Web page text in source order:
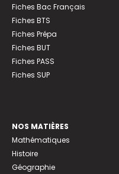
Fiches Bac Français
Fiches BTS
Fiches Prépa
Fiches BUT
Fiches PASS
Fiches SUP
NOS MATIÈRES
Mathématiques
Histoire
Géographie